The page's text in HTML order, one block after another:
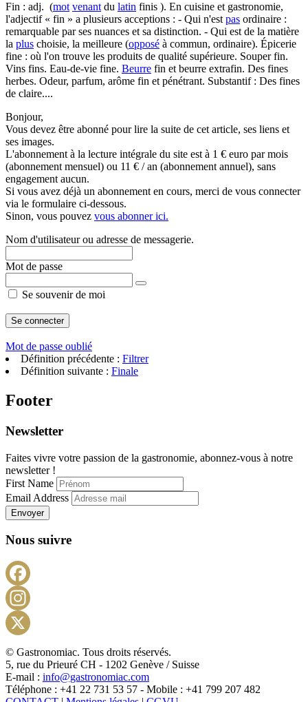
Fin : adj. (mot venant du latin finis ). En cuisine et gastronomie,
l'adjectif « fin » a plusieurs acceptions : - Qui n'est pas ordinaire :
remarquable par ses nuances et sa distinction. - Qui est de la matière
la plus choisie, la meilleure (opposé à commun, ordinaire). Épicerie
fine : où l'on trouve les produits de qualité supérieure. Souper fin.
Vins fins. Eau-de-vie fine. Beurre fin et beurre extrafin. Des fines
herbes. Odeur, parfum, arôme fin et pénétrant. Substantif : Des fines
de claire....
Bonjour,
Vous devez être abonné pour lire la suite de cet article, ses liens et
ses images.
L'abonnement à la lecture intégrale du site est à 1 € euro par mois
(abonnement mensuel) ou 11 € / an (abonnement annuel), sans
engagement aucun.
Si vous avez déjà un abonnement en cours, merci de vous connecter
via le formulaire ci-dessous.
Sinon, vous pouvez vous abonner ici.
Nom d'utilisateur ou adresse de messagerie.
Mot de passe
Se souvenir de moi
Mot de passe oublié
Définition précédente : Filtrer
Définition suivante : Finale
Footer
Newsletter
Faites vivre votre passion de la gastronomie, abonnez-vous à notre
newsletter !
First Name
Email Address
Envoyer
Nous suivre
X
© Gastronomiac. Tous droits réservés.
5, rue du Prieuré CH - 1202 Genève / Suisse
E-mail : info@gastronomiac.com
Téléphone : +41 22 731 53 57 - Mobile : +41 799 207 482